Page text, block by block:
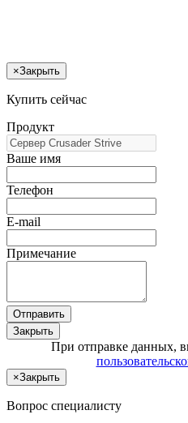
×Закрыть
Купить сейчас
Продукт
Ваше имя
Телефон
E-mail
Примечание
Отправить
Закрыть
При отправке данных,
×Закрыть
Вопрос специалисту